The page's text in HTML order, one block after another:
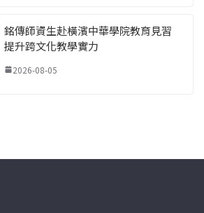
銘傳師資生赴橫濱中華學院教育見習
提升跨文化教學實力
2026-08-05